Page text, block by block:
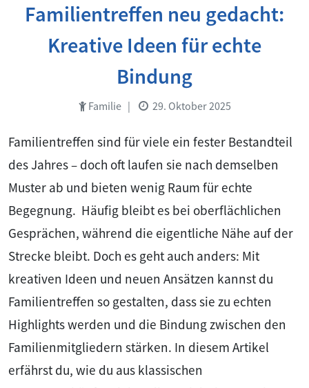
Familientreffen neu gedacht:
Kreative Ideen für echte
Bindung
Familie| 29. Oktober 2025
Familientreffen sind für viele ein fester Bestandteil
des Jahres – doch oft laufen sie nach demselben
Muster ab und bieten wenig Raum für echte
Begegnung. Häufig bleibt es bei oberflächlichen
Gesprächen, während die eigentliche Nähe auf der
Strecke bleibt. Doch es geht auch anders: Mit
kreativen Ideen und neuen Ansätzen kannst du
Familientreffen so gestalten, dass sie zu echten
Highlights werden und die Bindung zwischen den
Familienmitgliedern stärken. In diesem Artikel
erfährst du, wie du aus klassischen